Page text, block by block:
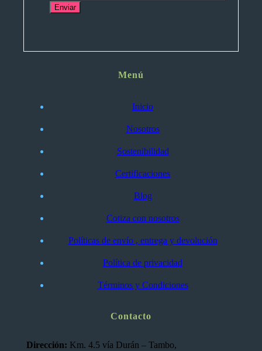
Enviar
Menú
Inicio
Nosotros
Sostenibilidad
Certificaciones
Blog
Cotiza con nosotros
Políticas de envío , entrega y devolución
Política de privacidad
Términos y Condiciones
Contacto
Dirección: Km. 4.5 vía Durán – Tambo,